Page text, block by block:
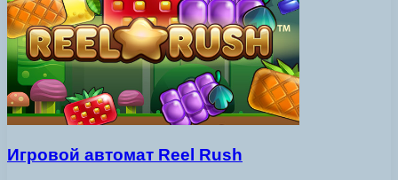
Игровой автомат Reel Rush